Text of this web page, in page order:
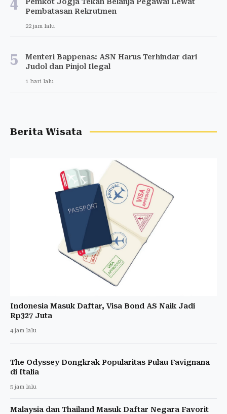
4
Pembatasan Rekrutmen
22 jam lalu
5
Menteri Bappenas: ASN Harus Terhindar dari
Judol dan Pinjol Ilegal
1 hari lalu
Berita Wisata
Indonesia Masuk Daftar, Visa Bond AS Naik Jadi
Rp327 Juta
4 jam lalu
The Odyssey Dongkrak Popularitas Pulau Favignana
di Italia
5 jam lalu
Malaysia dan Thailand Masuk Daftar Negara Favorit